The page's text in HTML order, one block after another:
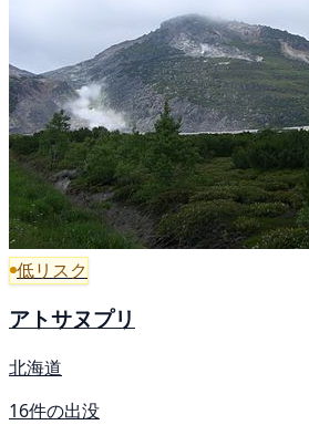
低リスク
アトサヌプリ
北海道
16件の出没